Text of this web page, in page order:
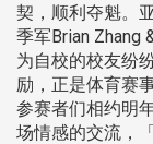
契，顺利夺魁。
季军Brian Zhang
为自校的校友纷
励，正是体育赛
参赛者们相约明
场情感的交流，